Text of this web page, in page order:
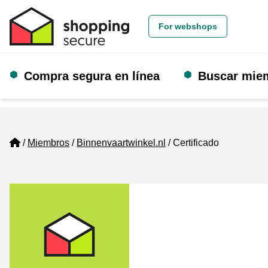
For webshops
Compra segura en línea Buscar
Home
Miembros Binnenvaartwinkel.nl Certificado